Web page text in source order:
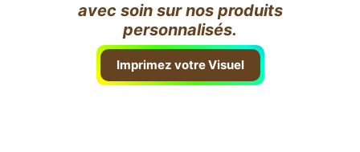
avec soin sur nos produits
personnalisés.
Imprimez votre Visuel